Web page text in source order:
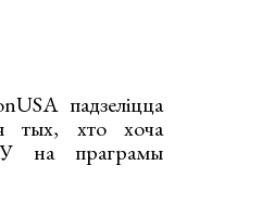
падзеліцца
тых, хто хоча
на праграмы